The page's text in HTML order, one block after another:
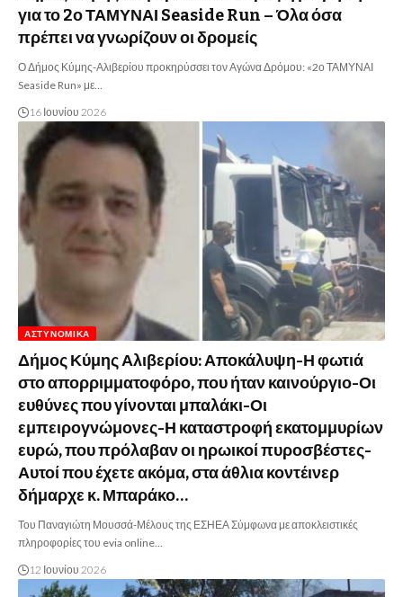
για το 2ο ΤΑΜΥΝΑΙ Seaside Run – Όλα όσα
πρέπει να γνωρίζουν οι δρομείς
Ο Δήμος Κύμης-Αλιβερίου προκηρύσσει τον Αγώνα Δρόμου: «2ο ΤΑΜΥΝΑΙ
Seaside Run» με…
16 Ιουνίου 2026
ΑΣΤΥΝΟΜΙΚΆ
Δήμος Κύμης Αλιβερίου: Αποκάλυψη-Η φωτιά
στο απορριμματοφόρο, που ήταν καινούργιο-Οι
ευθύνες που γίνονται μπαλάκι-Οι
εμπειρογνώμονες-Η καταστροφή εκατομμυρίων
ευρώ, που πρόλαβαν οι ηρωικοί πυροσβέστες-
Αυτοί που έχετε ακόμα, στα άθλια κοντέινερ
δήμαρχε κ. Μπαράκο…
Του Παναγιώτη Μουσσά-Μέλους της ΕΣΗΕΑ Σύμφωνα με αποκλειστικές
πληροφορίες του evia online…
12 Ιουνίου 2026